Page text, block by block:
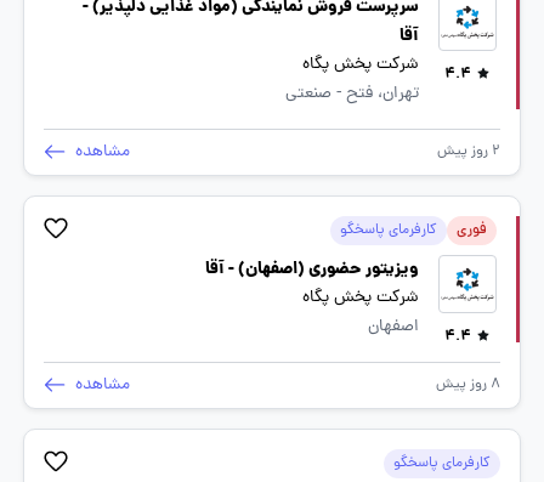
4.4
سرپرست فروش نمایندگی (مواد غذایی دلپذیر) -
آقا
شرکت پخش پگاه
تهران، فتح - صنعتی
2 روز پیش مشاهده
فوری کارفرمای پاسخگو
4.4
ویزیتور حضوری (اصفهان) - آقا
شرکت پخش پگاه
اصفهان
8 روز پیش مشاهده
کارفرمای پاسخگو